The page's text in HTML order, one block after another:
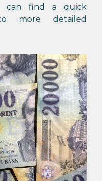
can find a quick
more detailed